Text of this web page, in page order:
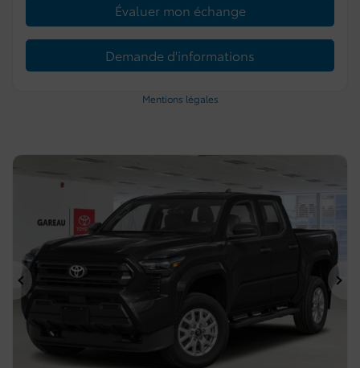
Évaluer mon échange
Demande d'informations
Mentions légales
Précédent